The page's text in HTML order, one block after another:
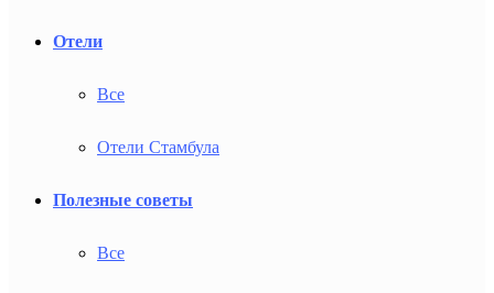
Отели
Все
Отели Стамбула
Полезные советы
Все